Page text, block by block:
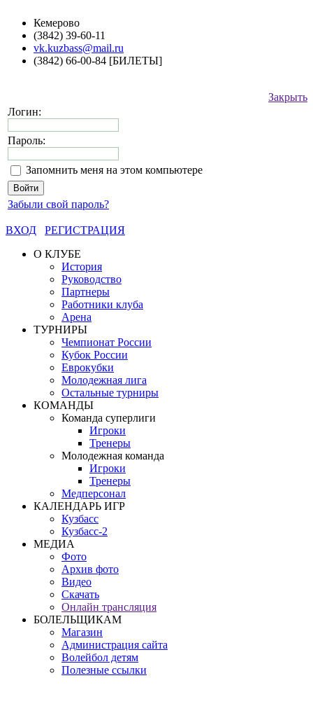
Кемерово
(3842) 39-60-11
vk.kuzbass@mail.ru
(3842) 66-00-84 [БИЛЕТЫ]
Закрыть
Логин:
Пароль:
Запомнить меня на этом компьютере
Забыли свой пароль?
ВХОД
РЕГИСТРАЦИЯ
О КЛУБЕ
История
Руководство
Партнеры
Работники клуба
Арена
ТУРНИРЫ
Чемпионат России
Кубок России
Еврокубки
Молодежная лига
Остальные турниры
КОМАНДЫ
Команда суперлиги
Игроки
Тренеры
Молодежная команда
Игроки
Тренеры
Медперсонал
КАЛЕНДАРЬ ИГР
Кузбасс
Кузбасс-2
МЕДИА
Фото
Архив фото
Видео
Скачать
Онлайн трансляция
БОЛЕЛЬЩИКАМ
Магазин
Администрация сайта
Волейбол детям
Полезные ссылки